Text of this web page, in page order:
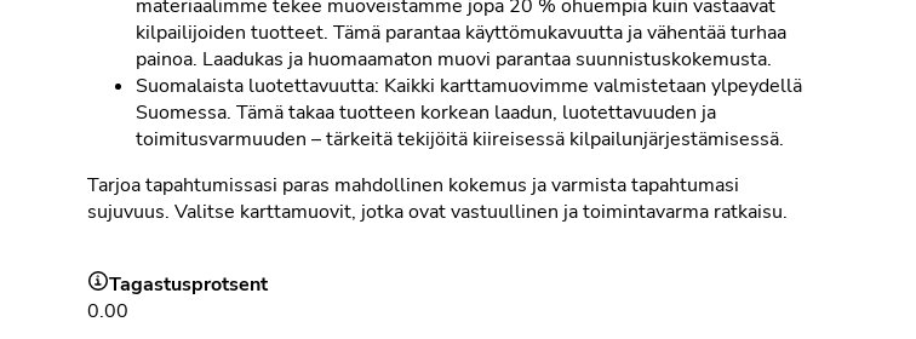
materiaalimme tekee muoveistamme jopa 20 % ohuempia kuin vastaavat
kilpailijoiden tuotteet. Tämä parantaa käyttömukavuutta ja vähentää turhaa
painoa. Laadukas ja huomaamaton muovi parantaa suunnistuskokemusta.
Suomalaista luotettavuutta: Kaikki karttamuovimme valmistetaan ylpeydellä
Suomessa. Tämä takaa tuotteen korkean laadun, luotettavuuden ja
toimitusvarmuuden – tärkeitä tekijöitä kiireisessä kilpailunjärjestämisessä.
Tarjoa tapahtumissasi paras mahdollinen kokemus ja varmista tapahtumasi
sujuvuus. Valitse karttamuovit, jotka ovat vastuullinen ja toimintavarma ratkaisu.
Tagastusprotsent
0.00